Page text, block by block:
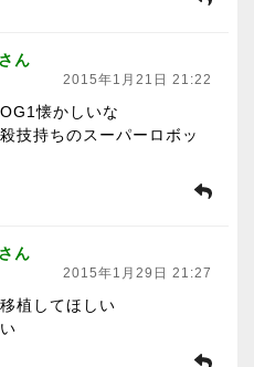
ん
2015年1月21日 21:22
懐かしいな
技持ちのスーパーロボッ
ん
2015年1月29日 21:27
植してほしい